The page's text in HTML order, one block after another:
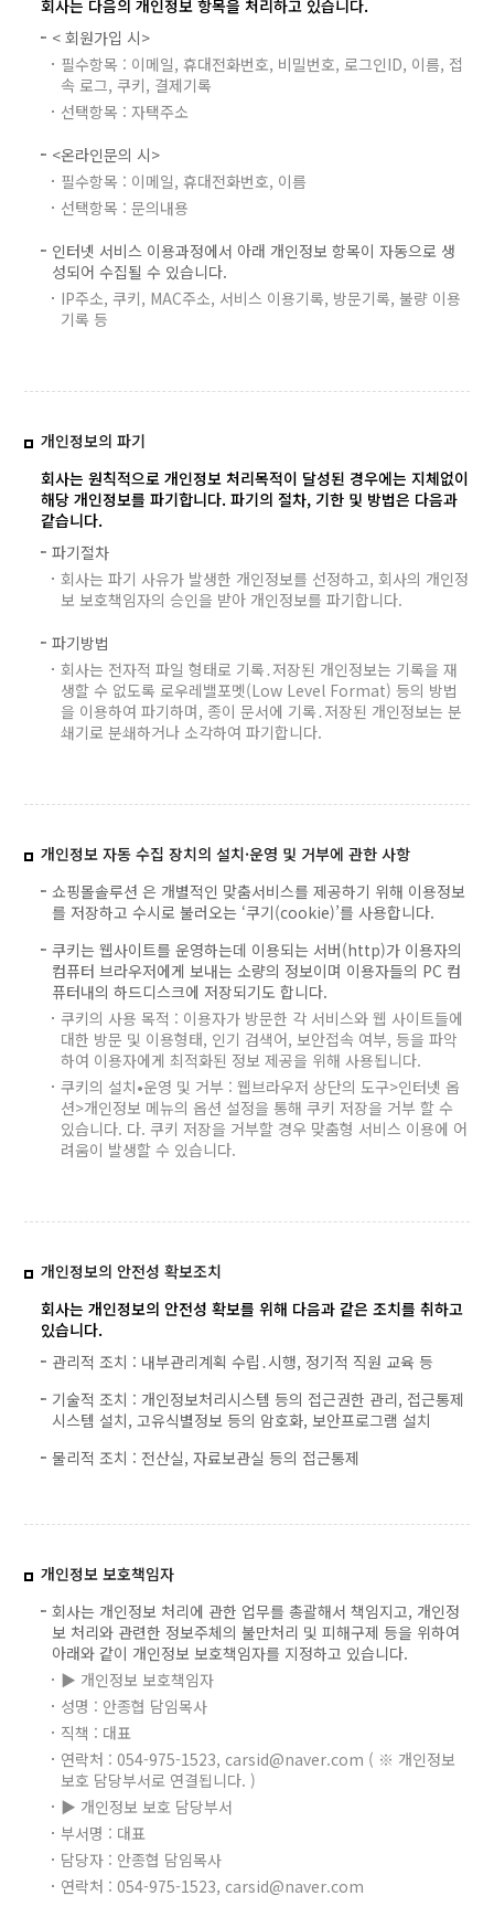
회사는 다음의 개인정보 항목을 처리하고 있습니다.
< 회원가입 시>
필수항목 : 이메일, 휴대전화번호, 비밀번호, 로그인ID, 이름, 접
속 로그, 쿠키, 결제기록
선택항목 : 자택주소
<온라인문의 시>
필수항목 : 이메일, 휴대전화번호, 이름
선택항목 : 문의내용
인터넷 서비스 이용과정에서 아래 개인정보 항목이 자동으로 생
성되어 수집될 수 있습니다.
IP주소, 쿠키, MAC주소, 서비스 이용기록, 방문기록, 불량 이용
기록 등
개인정보의 파기
회사는 원칙적으로 개인정보 처리목적이 달성된 경우에는 지체없이
해당 개인정보를 파기합니다. 파기의 절차, 기한 및 방법은 다음과
같습니다.
파기절차
회사는 파기 사유가 발생한 개인정보를 선정하고, 회사의 개인정
보 보호책임자의 승인을 받아 개인정보를 파기합니다.
파기방법
회사는 전자적 파일 형태로 기록․저장된 개인정보는 기록을 재
생할 수 없도록 로우레밸포멧(Low Level Format) 등의 방법
을 이용하여 파기하며, 종이 문서에 기록․저장된 개인정보는 분
쇄기로 분쇄하거나 소각하여 파기합니다.
개인정보 자동 수집 장치의 설치·운영 및 거부에 관한 사항
쇼핑몰솔루션 은 개별적인 맞춤서비스를 제공하기 위해 이용정보
를 저장하고 수시로 불러오는 ‘쿠기(cookie)’를 사용합니다.
쿠키는 웹사이트를 운영하는데 이용되는 서버(http)가 이용자의
컴퓨터 브라우저에게 보내는 소량의 정보이며 이용자들의 PC 컴
퓨터내의 하드디스크에 저장되기도 합니다.
쿠키의 사용 목적 : 이용자가 방문한 각 서비스와 웹 사이트들에
대한 방문 및 이용형태, 인기 검색어, 보안접속 여부, 등을 파악
하여 이용자에게 최적화된 정보 제공을 위해 사용됩니다.
쿠키의 설치•운영 및 거부 : 웹브라우저 상단의 도구>인터넷 옵
션>개인정보 메뉴의 옵션 설정을 통해 쿠키 저장을 거부 할 수
있습니다. 다. 쿠키 저장을 거부할 경우 맞춤형 서비스 이용에 어
려움이 발생할 수 있습니다.
개인정보의 안전성 확보조치
회사는 개인정보의 안전성 확보를 위해 다음과 같은 조치를 취하고
있습니다.
관리적 조치 : 내부관리계획 수립․시행, 정기적 직원 교육 등
기술적 조치 : 개인정보처리시스템 등의 접근권한 관리, 접근통제
시스템 설치, 고유식별정보 등의 암호화, 보안프로그램 설치
물리적 조치 : 전산실, 자료보관실 등의 접근통제
개인정보 보호책임자
회사는 개인정보 처리에 관한 업무를 총괄해서 책임지고, 개인정
보 처리와 관련한 정보주체의 불만처리 및 피해구제 등을 위하여
아래와 같이 개인정보 보호책임자를 지정하고 있습니다.
▶ 개인정보 보호책임자
성명 : 안종협 담임목사
직책 : 대표
연락처 : 054-975-1523, carsid@naver.com ( ※ 개인정보
보호 담당부서로 연결됩니다. )
▶ 개인정보 보호 담당부서
부서명 : 대표
담당자 : 안종협 담임목사
연락처 : 054-975-1523, carsid@naver.com